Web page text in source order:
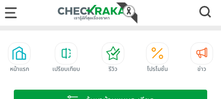
หน้าแรก เปรียบเทียบ รีวิว โปรโมชั่น ข่าว